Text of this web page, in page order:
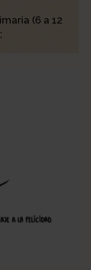
(6 a 12